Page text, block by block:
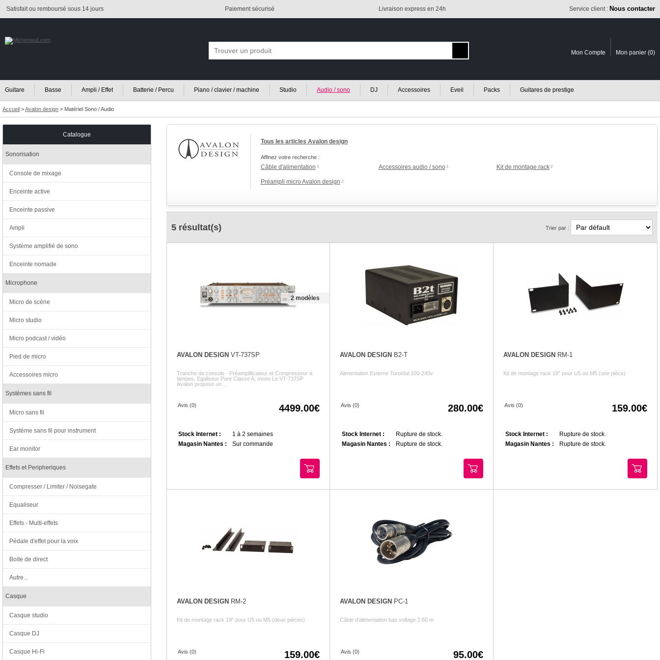
Satisfait ou remboursé sous 14 jours Paiement sécurisé Livraison express en 24h Service client : Nous contacter
Mon Compte Mon panier (0)
Guitare Basse Ampli / Effet Batterie / Percu Piano / clavier / machine Studio Audio / sono DJ Accessoires Eveil Packs Guitares de prestige
Accueil >Avalon design > Matériel Sono / Audio
Tous les articles Avalon design
Affinez votre recherche :
Câble d'alimentation 1 Accessoires audio / sono 1 Kit de montage rack2
Préampli micro Avalon design 2
5 résultat(s) Trier par :
2 modèles
AVALON DESIGNVT-737SP
Tranche de console - Préamplificateur et Compresseur à
lampes, Egaliseur Pure Classe A, mono Le VT-737SP
Avalon propose un ...
Avis (0) 4499.00
Stock Internet :
1 à 2 semaines
Magasin Nantes :
Sur commande
AVALON DESIGNB2-T
Alimentation Externe Toroïdal 100-240v
Avis (0) 280.00
Stock Internet :
Rupture de stock.
Magasin Nantes :
Rupture de stock.
AVALON DESIGN RM-1
Kit de montage rack 19" pour U5 ou M5 (une pièce)
Avis (0) 159.00
Stock Internet :
Rupture de stock.
Magasin Nantes :
Rupture de stock.
AVALON DESIGNRM-2
Kit de montage rack 19" pour U5 ou M5 (deux pièces)
Avis (0) 159.00
AVALON DESIGNPC-1
Câble d’alimentation bas voltage 2.60 m
Avis (0) 95.00
Catalogue
Sonorisation
Console de mixage
Enceinte active
Enceinte passive
Ampli
Système amplifié de sono
Enceinte nomade
Microphone
Micro de scène
Micro studio
Micro podcast / vidéo
Pied de micro
Accessoires micro
Systèmes sans fil
Micro sans fil
Système sans fil pour instrument
Ear monitor
Effets et Peripheriques
Compresser / Limiter / Noisegate
Equaliseur
Effets - Multi-effets
Pédale d'effet pour la voix
Boite de direct
Autre...
Casque
Casque studio
Casque DJ
Casque Hi-Fi